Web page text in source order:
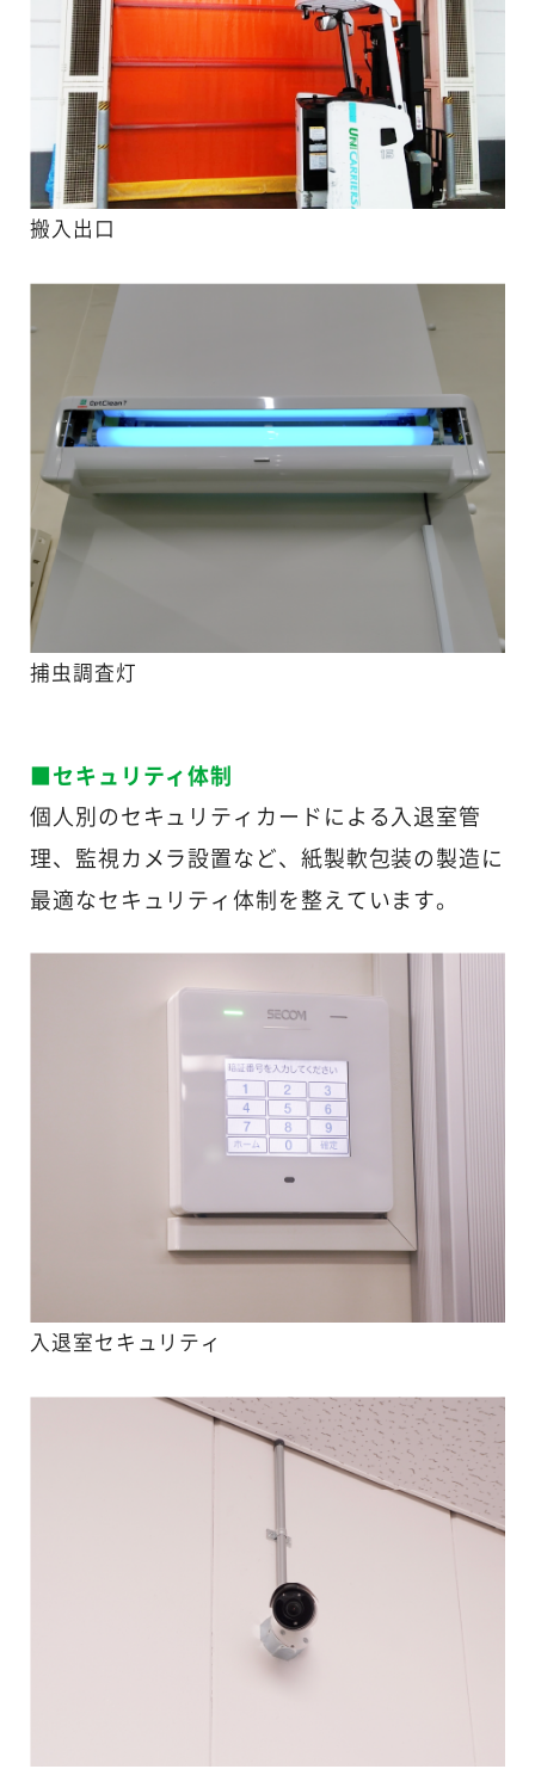
搬入出口
捕虫調査灯
■セキュリティ体制
個人別のセキュリティカードによる入退室管
理、監視カメラ設置など、紙製軟包装の製造に
最適なセキュリティ体制を整えています。
入退室セキュリティ